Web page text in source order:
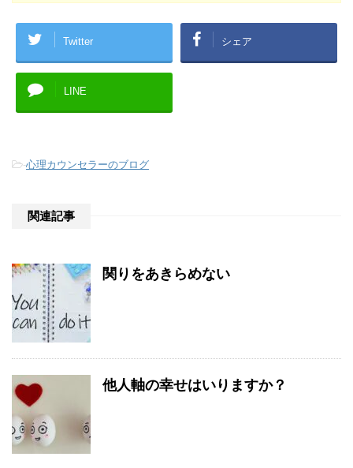
Twitter シェア
LINE
-心理カウンセラーのブログ
関連記事
関りをあきらめない
他人軸の幸せはいりますか？